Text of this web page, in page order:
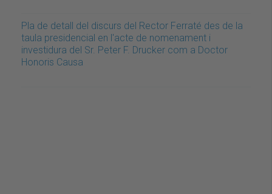
Pla de detall del discurs del Rector Ferraté des de la
taula presidencial en l'acte de nomenament i
investidura del Sr. Peter F. Drucker com a Doctor
Honoris Causa